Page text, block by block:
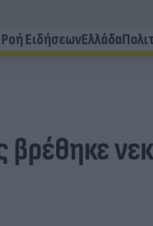
Ροή ΕιδήσεωνΕλλάδα